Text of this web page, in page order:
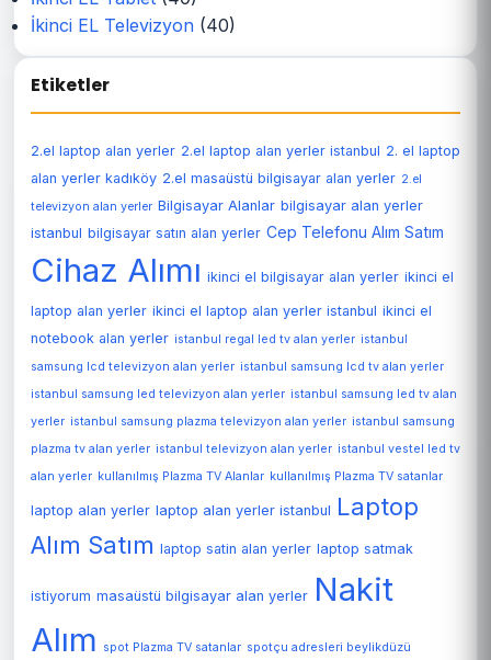
İkinci EL Televizyon (40)
Etiketler
2.el laptop alan yerler 2.el laptop alan yerler istanbul 2. el laptop
alan yerler kadıköy 2.el masaüstü bilgisayar alan yerler 2.el
televizyon alan yerler Bilgisayar Alanlar bilgisayar alan yerler
istanbul bilgisayar satın alan yerler Cep Telefonu Alım Satım
Cihaz Alımı ikinci el bilgisayar alan yerler ikinci el
laptop alan yerler ikinci el laptop alan yerler istanbul ikinci el
notebook alan yerler istanbul regal led tv alan yerler istanbul
samsung lcd televizyon alan yerler istanbul samsung lcd tv alan yerler
istanbul samsung led televizyon alan yerler istanbul samsung led tv alan
yerler istanbul samsung plazma televizyon alan yerler istanbul samsung
plazma tv alan yerler istanbul televizyon alan yerler istanbul vestel led tv
alan yerler kullanılmış Plazma TV Alanlar kullanılmış Plazma TV satanlar
laptop alan yerler laptop alan yerler istanbul Laptop
Alım Satım laptop satin alan yerler laptop satmak
istiyorum masaüstü bilgisayar alan yerler Nakit
Alım
spot Plazma TV satanlar spotçu adresleri beylikdüzü